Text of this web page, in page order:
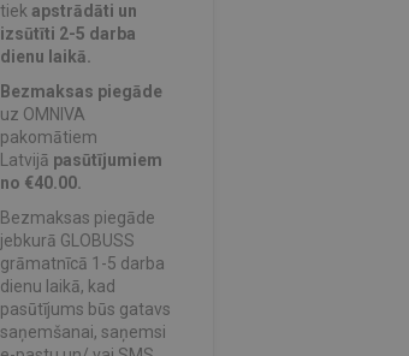
tiekapstrādāti un
izsūtīti 2-5 darba
dienu laikā.
Bezmaksas piegāde
uz OMNIVA
pakomātiem
Latvijā pasūtījumiem
no €40.00.
Bezmaksas piegāde
jebkurā GLOBUSS
grāmatnīcā 1-5 darba
dienu laikā, kad
pasūtījums būs gatavs
saņemšanai, saņemsi